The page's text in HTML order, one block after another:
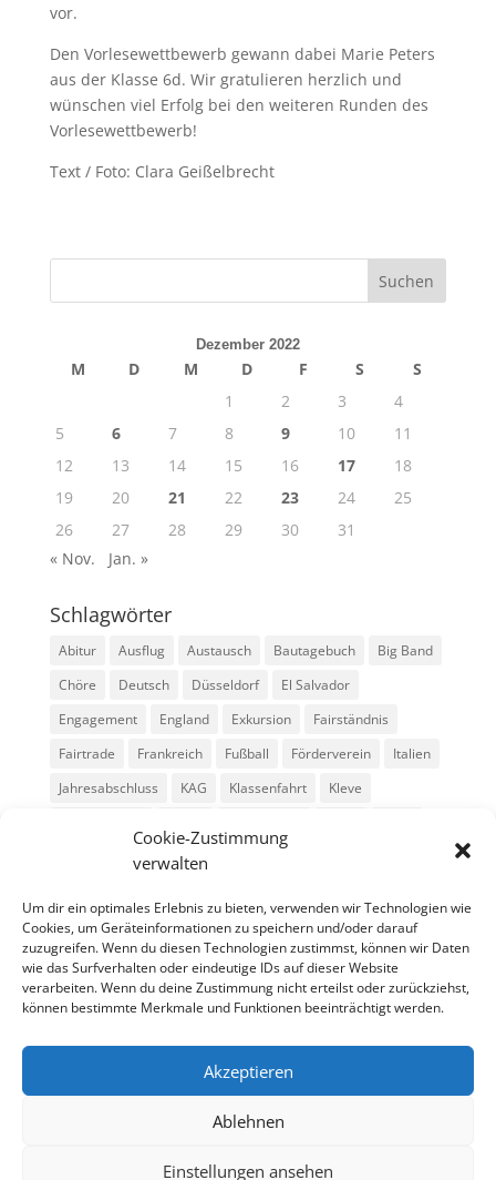
Cookie-Zustimmung
verwalten
Um dir ein optimales Erlebnis zu bieten, verwenden wir Technologien wie
Cookies, um Geräteinformationen zu speichern und/oder darauf
zuzugreifen. Wenn du diesen Technologien zustimmst, können wir Daten
wie das Surfverhalten oder eindeutige IDs auf dieser Website
verarbeiten. Wenn du deine Zustimmung nicht erteilst oder zurückziehst,
können bestimmte Merkmale und Funktionen beeinträchtigt werden.
Akzeptieren
Ablehnen
Einstellungen ansehen
vor.
Den Vorlesewettbewerb gewann dabei Marie Peters
aus der Klasse 6d. Wir gratulieren herzlich und
wünschen viel Erfolg bei den weiteren Runden des
Vorlesewettbewerb!
Text / Foto: Clara Geißelbrecht
Dezember 2022
M D M D F S
S
1
2 3
4
5
6 7 8 9 10
11
12
13 14 15 16 17
18
19
20 21 22 23 24
25
26
27 28 29 30
31
« Nov.
Jan. »
Schlagwörter
Abitur Ausflug Austausch Bautagebuch
Big Band
Chöre
Deutsch Düsseldorf
El Salvador
Engagement
England Exkursion
Fairständnis
Fairtrade
Frankreich Fußball Förderverein
Italien
Jahresabschluss
KAG Klassenfahrt
Kleve
Musik
Sport
Stadtradeln SV
Tag der offenen Tür
Theater
USA Weihnachten WPU Xanten